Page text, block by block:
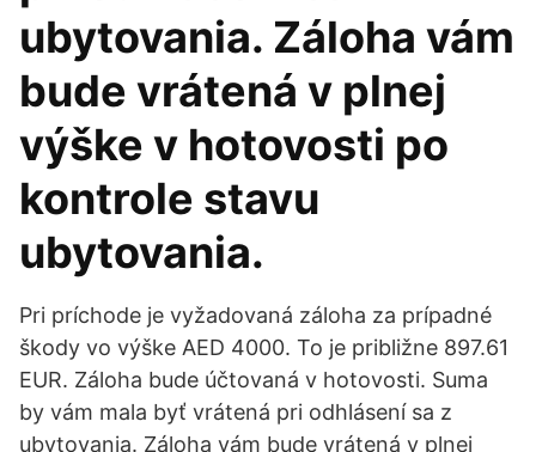
ubytovania. Záloha vám
bude vrátená v plnej
výške v hotovosti po
kontrole stavu
ubytovania.
Pri príchode je vyžadovaná záloha za prípadné
škody vo výške AED 4000. To je približne 897.61
EUR. Záloha bude účtovaná v hotovosti. Suma
by vám mala byť vrátená pri odhlásení sa z
ubytovania. Záloha vám bude vrátená v plnej